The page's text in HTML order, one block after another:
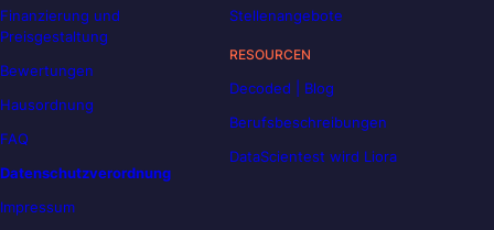
Finanzierung und
Preisgestaltung
Bewertungen
Hausordnung
FAQ
Datenschutzverordnung
Impressum
Stellenangebote
RESOURCEN
Decoded | Blog
Berufsbeschreibungen
DataScientest wird Liora